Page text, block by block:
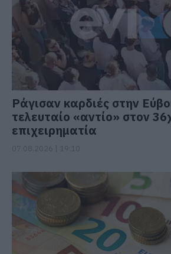
Ράγισαν καρδιές στην
τελευταίο «αντίο» στον
επιχειρηματία